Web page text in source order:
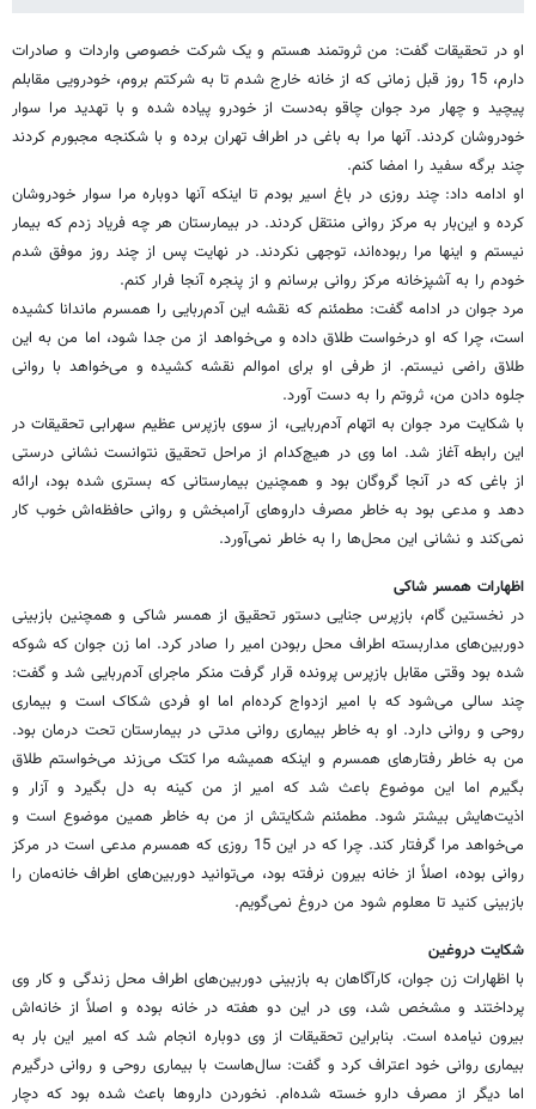
او در تحقیقات گفت: من ثروتمند هستم و یک شرکت خصوصی واردات و صادرات
دارم، 15 روز قبل زمانی که از خانه خارج شدم تا به شرکتم بروم، خودرویی مقابلم
پیچید و چهار مرد جوان چاقو به‌دست از خودرو پیاده شده و با تهدید مرا سوار
خودروشان کردند. آنها مرا به باغی در اطراف تهران برده و با شکنجه مجبورم کردند
چند برگه سفید را امضا کنم.
او ادامه داد: چند روزی در باغ اسیر بودم تا اینکه آنها دوباره مرا سوار خودروشان
کرده و این‌بار به مرکز روانی منتقل کردند. در بیمارستان هر چه فریاد زدم که بیمار
نیستم و اینها مرا ربوده‌اند، توجهی نکردند. در نهایت پس از چند روز موفق شدم
خودم را به آشپزخانه مرکز روانی برسانم و از پنجره آنجا فرار کنم.
مرد جوان در ادامه گفت: مطمئنم که نقشه این آدم‌ربایی را همسرم ماندانا کشیده
است، چرا که او درخواست طلاق داده و می‌خواهد از من جدا شود، اما من به این
طلاق راضی نیستم. از طرفی او برای اموالم نقشه کشیده و می‌خواهد با روانی
جلوه دادن من، ثروتم را به دست آورد.
با شکایت مرد جوان به اتهام آدم‌ربایی، از سوی بازپرس عظیم سهرابی تحقیقات در
این رابطه آغاز شد. اما وی در هیچ‌کدام از مراحل تحقیق نتوانست نشانی درستی
از باغی که در آنجا گروگان بود و همچنین بیمارستانی که بستری شده بود، ارائه
دهد و مدعی بود به خاطر مصرف داروهای آرامبخش و روانی حافظه‌اش خوب کار
نمی‌کند و نشانی این محل‌ها را به خاطر نمی‌آورد.
اظهارات همسر شاکی
در نخستین گام، بازپرس جنایی دستور تحقیق از همسر شاکی و همچنین بازبینی
دوربین‌های مداربسته اطراف محل ربودن امیر را صادر کرد. اما زن جوان که شوکه
شده بود وقتی مقابل بازپرس پرونده قرار گرفت منکر ماجرای آدم‌ربایی شد و گفت:
چند سالی می‌شود که با امیر ازدواج کرده‌ام اما او فردی شکاک است و بیماری
روحی و روانی دارد. او به خاطر بیماری روانی مدتی در بیمارستان تحت درمان بود.
من به خاطر رفتارهای همسرم و اینکه همیشه مرا کتک می‌زند می‌خواستم طلاق
بگیرم اما این موضوع باعث شد که امیر از من کینه به دل بگیرد و آزار و
اذیت‌هایش بیشتر شود. مطمئنم شکایتش از من به خاطر همین موضوع است و
می‌خواهد مرا گرفتار کند. چرا که در این 15 روزی که همسرم مدعی است در مرکز
روانی بوده، اصلاً از خانه بیرون نرفته بود، می‌توانید دوربین‌های اطراف خانه‌مان را
بازبینی کنید تا معلوم شود من دروغ نمی‌گویم.
شکایت دروغین
با اظهارات زن جوان، کارآگاهان به بازبینی دوربین‌های اطراف محل زندگی و کار وی
پرداختند و مشخص شد، وی در این دو هفته در خانه بوده و اصلاً از خانه‌اش
بیرون نیامده است. بنابراین تحقیقات از وی دوباره انجام شد که امیر این بار به
بیماری روانی خود اعتراف کرد و گفت: سال‌هاست با بیماری روحی و روانی درگیرم
اما دیگر از مصرف دارو خسته شده‌ام. نخوردن داروها باعث شده بود که دچار